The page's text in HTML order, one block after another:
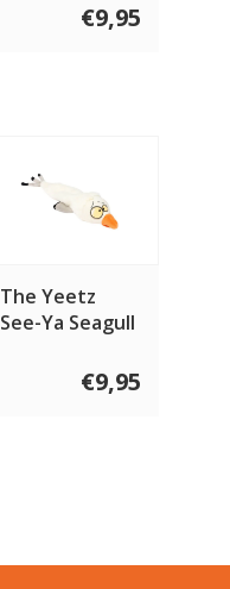
€9,95
The Yeetz
See-Ya Seagull
€9,95